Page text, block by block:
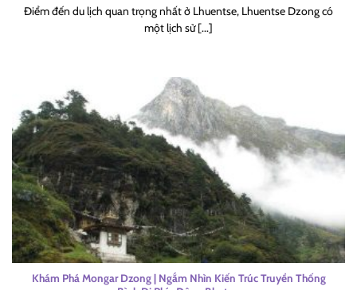
Điểm đến du lịch quan trọng nhất ở Lhuentse, Lhuentse Dzong có
một lịch sử [...]
Khám Phá Mongar Dzong | Ngắm Nhìn Kiến Trúc Truyền Thống